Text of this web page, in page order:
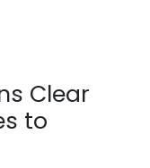
Clear
to